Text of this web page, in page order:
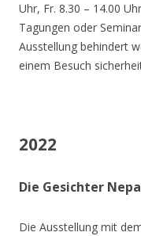
Uhr, Fr. 8.30 – 14.00
Tagungen oder
Ausstellung behindert
einem Besuch
2022
Die Gesichter
Die Ausstellung mit